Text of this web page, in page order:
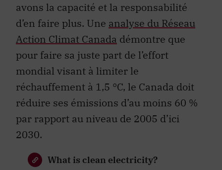
avons la capacité et la responsabilité
d’en faire plus. Une analyse du Réseau
Action Climat Canada démontre que
pour faire sa juste part de l’effort
mondial visant à limiter le
réchauffement à 1,5 °C, le Canada doit
réduire ses émissions d’au moins 60 %
par rapport au niveau de 2005 d’ici
2030.
What is clean electricity?